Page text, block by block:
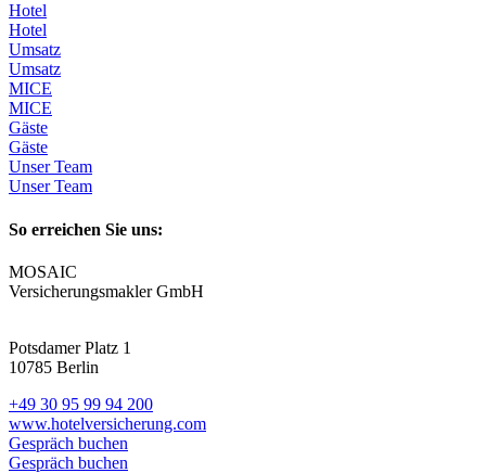
Hotel
Hotel
Umsatz
Umsatz
MICE
MICE
Gäste
Gäste
Unser Team
Unser Team
So erreichen Sie uns:
MOSAIC
Versicherungsmakler GmbH
Potsdamer Platz 1
10785 Berlin
+49 30 95 99 94 200
www.hotelversicherung.com
Gespräch buchen
Gespräch buchen